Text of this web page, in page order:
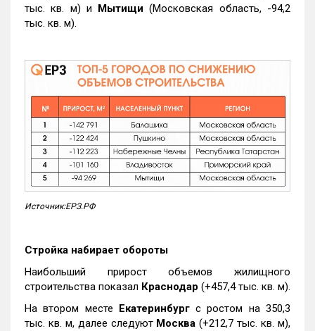
тыс. кв. м) и Мытищи (Московская область, -94,2
тыс. кв. м).
Источник:ЕРЗ.РФ
Стройка набирает обороты
Наибольший прирост объемов жилищного
строительства показал Краснодар (+457,4 тыс. кв. м).
На втором месте Екатеринбургс ростом на 350,3
тыс. кв. м, далее следуют Москва (+212,7 тыс. кв. м),